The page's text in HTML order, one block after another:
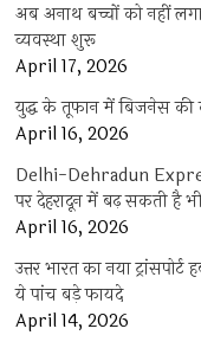
अब अनाथ बच्चों को नहीं
व्यवस्था शुरू
April 17, 2026
युद्ध के तूफान में बिजनेस की
April 16, 2026
Delhi-Dehradun
पर देहरादून में बढ़ सकती है
April 16, 2026
उत्तर भारत का नया
ये पांच बड़े फायदे
April 14, 2026